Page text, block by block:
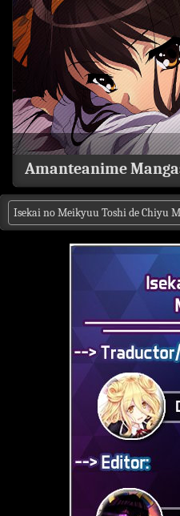
Amanteanime
Isekai no Meikyuu Toshi de Chiyu